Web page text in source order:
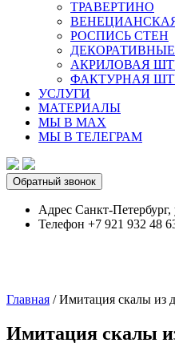
ТРАВЕРТИНО
РОСПИСЬ СТЕН
АКРИЛОВАЯ
ФАКТУРНАЯ
УСЛУГИ
МАТЕРИАЛЫ
МЫ В MAX
МЫ В ТЕЛЕГРАМ
Обратный звонок
Адрес Санкт-Петербург,
Телефон +7 921 932 48
Главная /Имитация скалы из
Имитация скалы